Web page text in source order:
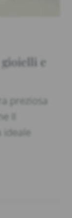
gioielli e
preziosa
Il